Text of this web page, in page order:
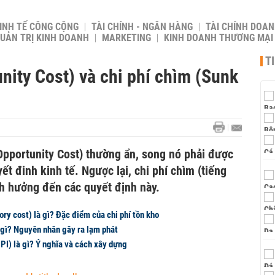
TẾ CÔNG CỘNG TÀI CHÍNH - NGÂN HÀNG
TÀI CHÍNH
TRỊ KINH DOANH
MARKETING KINH DOANH THƯƠNG MẠI
Cost) và chi phí chìm (Sunk
Cost) thường ẩn, song nó phải được
đinh kinh tế. Ngược lại, chi phí chìm (tiếng
hưởng đến các quyết định này.
cost) là gì? Đặc điểm của chi phí tồn kho
Nguyên nhân gây ra lạm phát
là gì? Ý nghĩa và cách xây dựng